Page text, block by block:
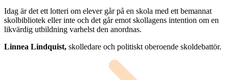
Idag är det ett lotteri om elever går på en skola med ett bemannat
skolbibliotek eller inte och det går emot skollagens intention om en
likvärdig utbildning varhelst den anordnas.
Linnea Lindquist, skolledare och politiskt oberoende skoldebattör.